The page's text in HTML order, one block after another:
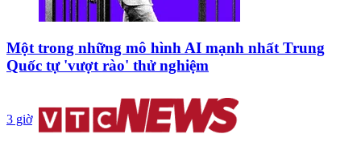
Một trong những mô hình AI mạnh nhất Trung
Quốc tự 'vượt rào' thử nghiệm
3 giờ